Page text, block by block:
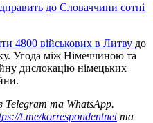
до Словаччини сотні
4800 військових в Литву до
Угода між Німеччиною та
дислокацію німецьких
Telegram та WhatsApp.
t.me/korrespondentnetта